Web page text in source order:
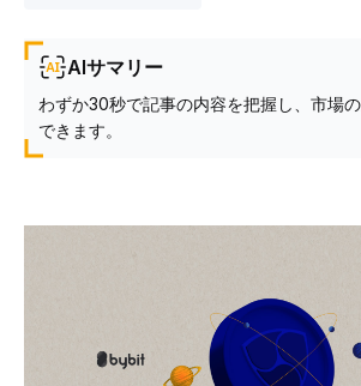
AIサマリー
わずか30秒で記事の内容を把握し、市場
できます。